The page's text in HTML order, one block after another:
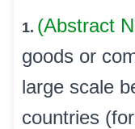
1. (Abstract
goods or
large scale
countries